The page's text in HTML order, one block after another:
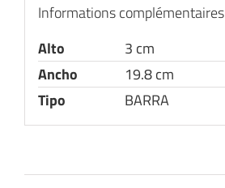
Informations complémentaires
Alto
3 cm
Ancho
19.8 cm
Tipo
BARRA